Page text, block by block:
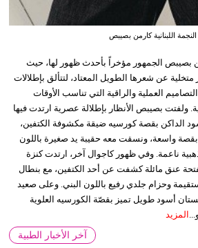
النجمة اللبنانية كارمن بصيبص
بصيبص الجمهور مؤخراً بأحدث ظهور لها، حيث
عن شعرها الطويل المعتاد، لتتألق بإطلالات
العملية والراقية التي تناسب الأوقات
ولفتت بصيبص الأنظار بإطلالة عصرية ارتدت فيها
الداكن بقصة كورسيه ضيقة مكشوفة الكتفين،
واسعة، ونسقت معه حقيبة يد صغيرة باللون
ناعمة. وفي ظهور كاجوال آخر، ارتدت كنزة
عنق مائلة كشفت عن أحد الكتفين، مع بنطال
وحزام جلدي رفيع باللون البني. وعلى صعيد
أسود طويل تميز بقصّة الكورسيه العلوية
المزيد
آخر الأخبار الطبية